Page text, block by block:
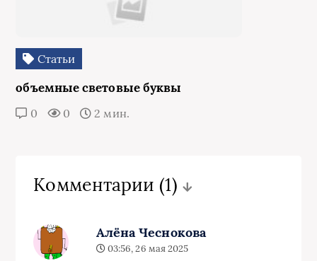
Статьи
объемные световые буквы
0 0 2 мин.
Комментарии (1)
Алёна Чеснокова
03:56, 26 мая 2025